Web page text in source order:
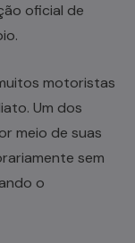
oficial de
motoristas
Um dos
meio de suas
sem
o